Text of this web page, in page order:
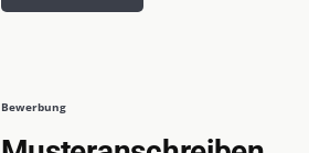
Bewerbung